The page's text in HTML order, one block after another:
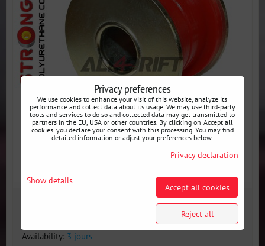
Availability: 3 jours
Privacy preferences
We use cookies to enhance your visit of this website, analyze its
performance and collect data about its usage. We may use third-party
tools and services to do so and collected data may get transmitted to
partners in the EU, USA or other countries. By clicking on 'Accept all
cookies' you declare your consent with this processing. You may find
detailed information or adjust your preferences below.
Privacy declaration
Show details
Accept all cookies
Reject all